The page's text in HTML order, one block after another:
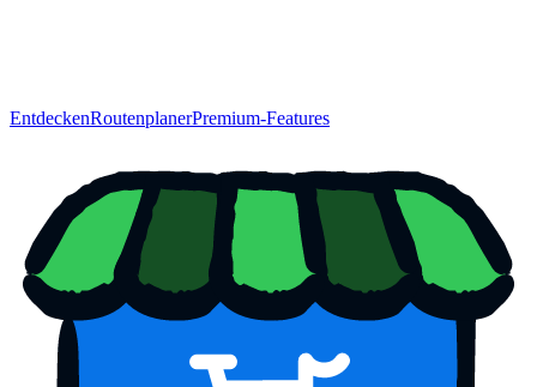
EntdeckenRoutenplanerPremium-Features